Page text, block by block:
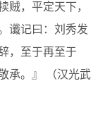
贼，平定天下，
谶记曰：刘秀发
，至于再至于
承。』 （汉光武